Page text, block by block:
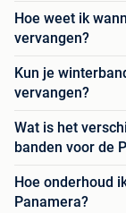
Hoe weet ik
vervangen?
Kun je
vervangen?
Wat is het
banden voor de
Hoe onderhoud
Panamera?